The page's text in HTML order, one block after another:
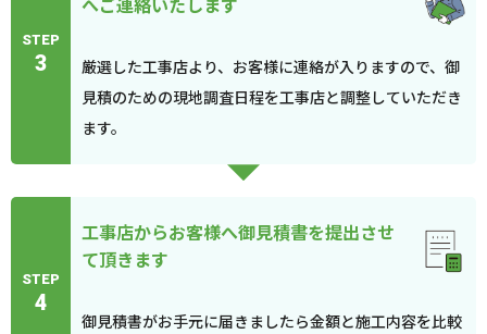
STEP
3
厳選した工事店より、お客様に連絡が入りますので、御
見積のための現地調査日程を工事店と調整していただき
ます。
STEP
4
工事店からお客様へ御見積書を提出させ
て頂きます
御見積書がお手元に届きましたら金額と施工内容を比較